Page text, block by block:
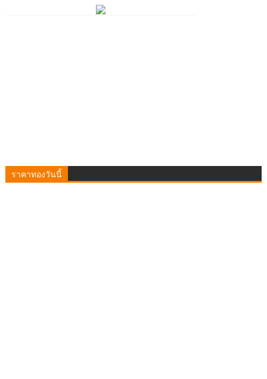
ราคาทองวันนี้